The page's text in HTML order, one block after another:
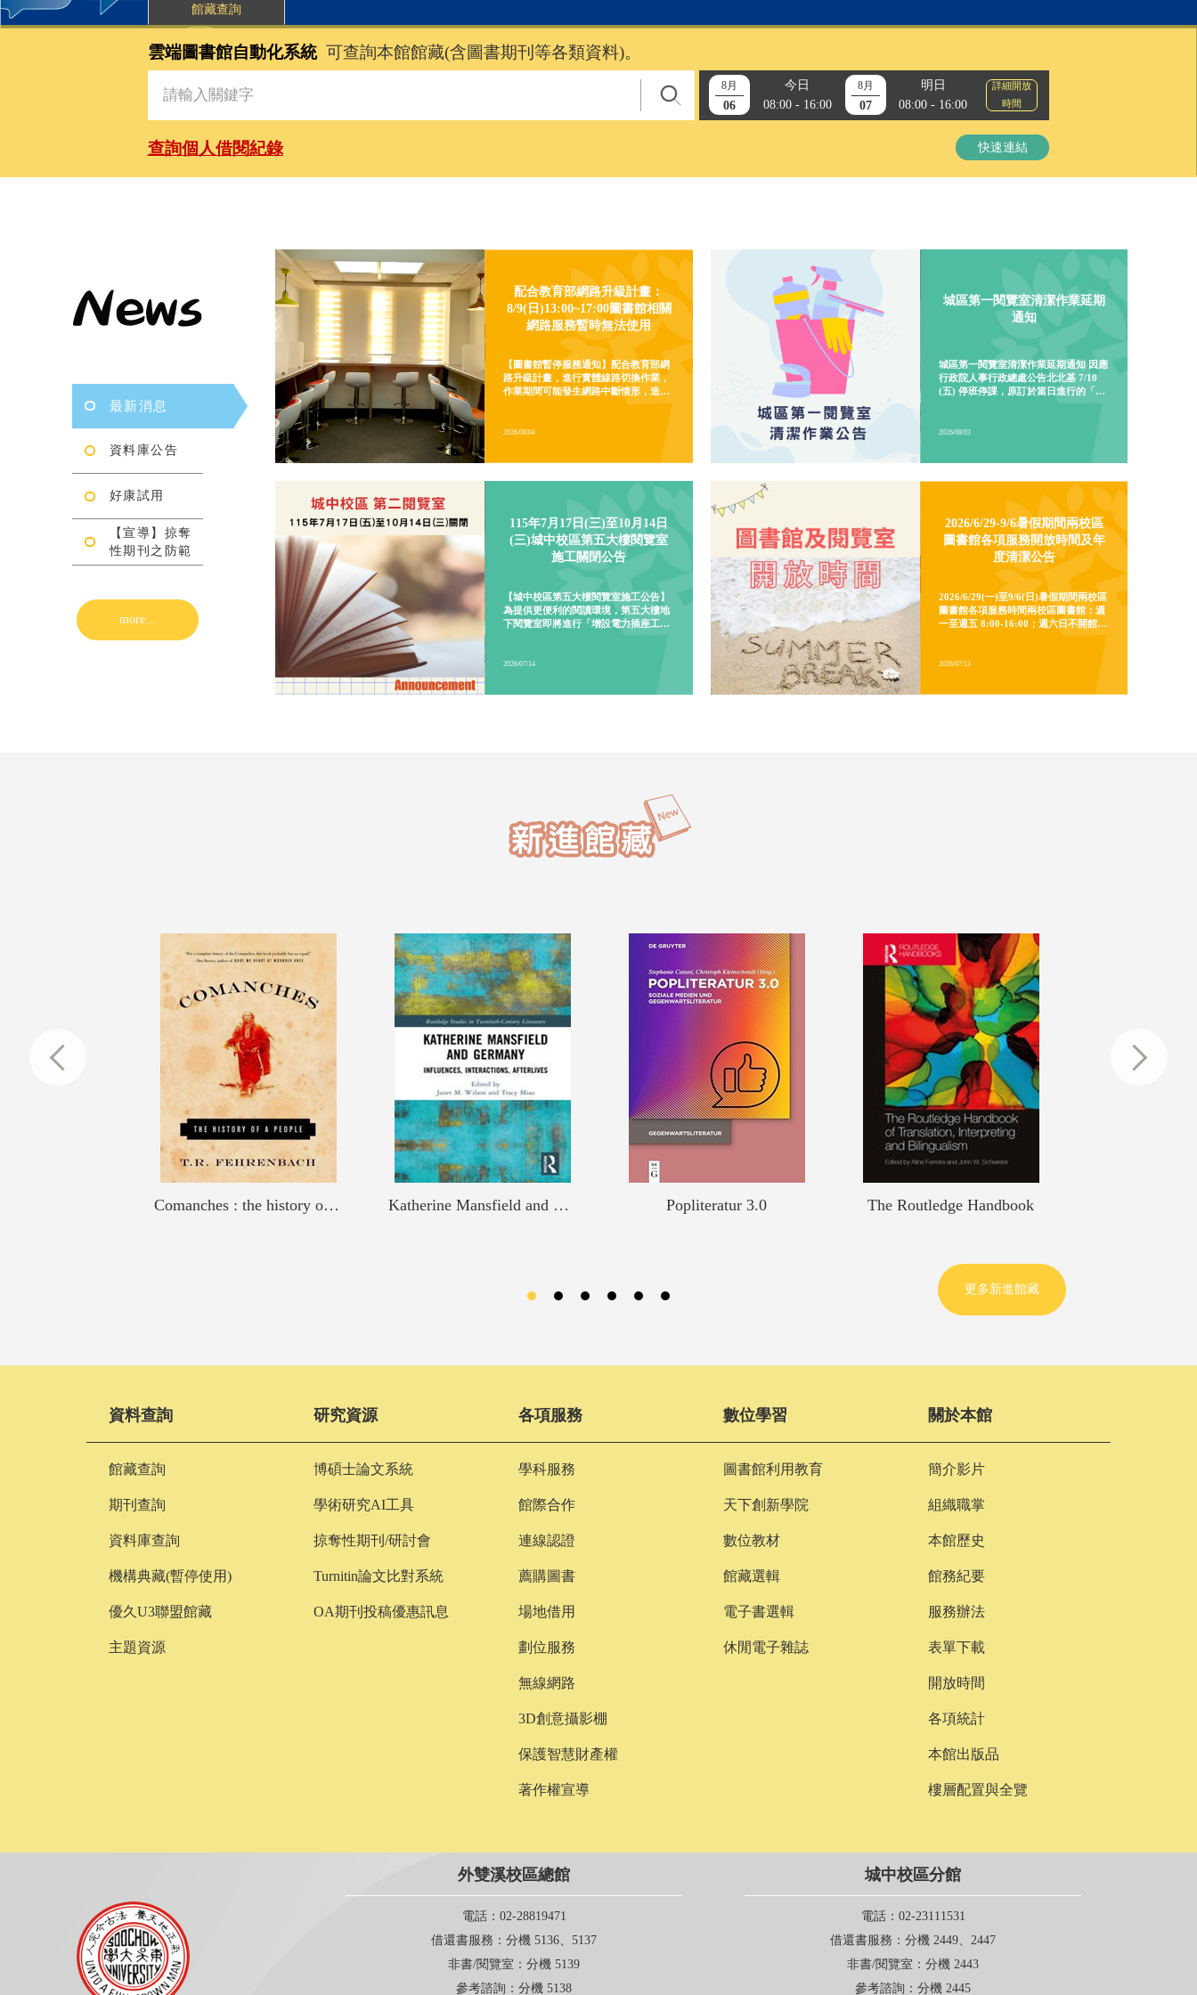
雲端圖書館自動化系統 可查詢本館館藏(含圖書期刊等各類資料)。
館藏查詢
查詢個人借閱紀錄
8月
06
今日
08:00 - 16:00
8月
07
明日
08:00 - 16:00
詳細開放
時間
快速連結
最新消息
資料庫公告
好康試用
【宣導】掠奪
性期刊之防範
more...
配合教育部網路升級計畫：
8/9(日)13:00~17:00圖書館相關
網路服務暫時無法使用
【圖書館暫停服務通知】配合教育部網
圖書館相關網路服務暫時無法使用。影
館網頁、借還書服務及紀錄查詢、電子
資源、校外連線等網路服務。2. 兩校區
預約取書櫃。造成不便 敬請見諒外雙溪
校區總館 02-28819471 分機5132(借還
書)城 中校區分館 02-23111531 分機
2447(借還書)
城區第一閱覽室清潔作業延期
通知
城區第一閱覽室清潔作業延期通知 因應
跑一趟!! 延期資訊新訂清潔日期： 8月
14日 (五) 清潔期間影響範圍城中第一閱
覽室： 清潔作業期間全面「暫停開放」
B1置物櫃： 因配合地板打蠟作業，為
維護大家的安全，當日同步「暫停開
放」 聯絡資訊若有關於 B1 置物櫃的相
關問題，請撥打校內分機 2422 詢問。
造成不便，敬請見諒！
115年7月17日(三)至10月14日
(三)城中校區第五大樓閱覽室
施工關閉公告
【城中校區第五大樓閱覽室施工公告】
下閱覽室即將進行「增設電力插座工
停開放，造成不便，敬請見諒。有自習
放第六大樓「6604會議室」提供使用。
開放期間：7月17日(五) ～ 10月14日
(三)開放時間：08:00 ～ 22:00施工期間
請多加利用第一閱覽室及6604會議室，
謝謝大家的配合！
2026/6/29-9/6暑假期間兩校區
圖書館各項服務開放時間及年
度清潔公告
2026/6/29(一)至9/6(日)暑假期間兩校區
校區非書資料室：週一至週四 8:00-
16:00；週五、週六日不開放外雙溪第
有緊急狀況，請聯繫外雙溪校安值勤專
線：02-2881-7734 /&nbsp; 或撥打分機
5555&nbsp;如有水電問題，請撥打水電
專線：外雙溪 (02)2882-5410 / 城區
(02)2389-0213暑假年度清潔作業時程
7/10(五) 城區第一閱覽室➡️不開放
7/23(四)-7/24(五)&nbsp;城區分館➡️不
開放7/31(五) 城區六大樓6604會議室➡️
不開放8/27(四)-8/28(五) 城區第二閱覽
室➡️不開放🔸基於安全考量，城區第
一、第二閱覽室安全門將整日關閉，不
再開放。欲拿取置物櫃物，敬請配合提
前一日取用。置物櫃相關問題請洽：總
務處 分機24228/6(四)-8/7(五)、
8/10(一) 外雙溪總館➡️正常開放(將分區
不開放
Comanches : the history of a people Katherine Mansfield and Germany Popliteratur 3.0 The Routledge Handbook
更多新進館藏
資料查詢
館藏查詢
期刊查詢
資料庫查詢
機構典藏(暫停使用)
優久U3聯盟館藏
主題資源
研究資源
博碩士論文系統
學術研究AI工具
掠奪性期刊/研討會
Turnitin論文比對系統
OA期刊投稿優惠訊息
各項服務
學科服務
館際合作
連線認證
薦購圖書
場地借用
劃位服務
無線網路
3D創意攝影棚
保護智慧財產權
著作權宣導
數位學習
圖書館利用教育
天下創新學院
數位教材
館藏選輯
電子書選輯
休閒電子雜誌
關於本館
簡介影片
組織職掌
本館歷史
館務紀要
服務辦法
表單下載
開放時間
各項統計
本館出版品
樓層配置與全覽
外雙溪校區總館
電話：02-28819471
借還書服務 ：分機 5136、5137
非書/閱覽室 ：分機 5139
參考諮詢 ：分機 5138
城中校區分館
電話：02-23111531
借還書服務 ：分機 2449、2447
非書/閱覽室 ：分機 2443
參考諮詢 ：分機 2445